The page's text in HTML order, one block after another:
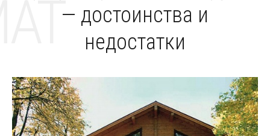
— достоинства и
недостатки